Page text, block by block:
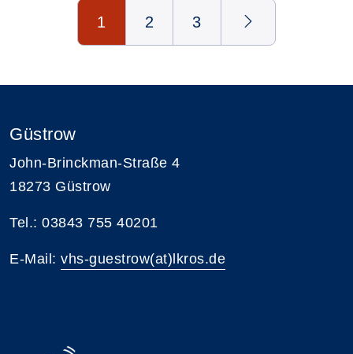
Seite 1 von 3
1 2 3
Güstrow
John-Brinckman-Straße 4
18273 Güstrow
Tel.: 03843 755 40201
E-Mail: vhs-guestrow(at)lkros.de